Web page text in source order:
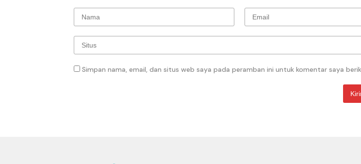
Simpan nama, email, dan situs web saya pada peramban ini untuk komentar saya